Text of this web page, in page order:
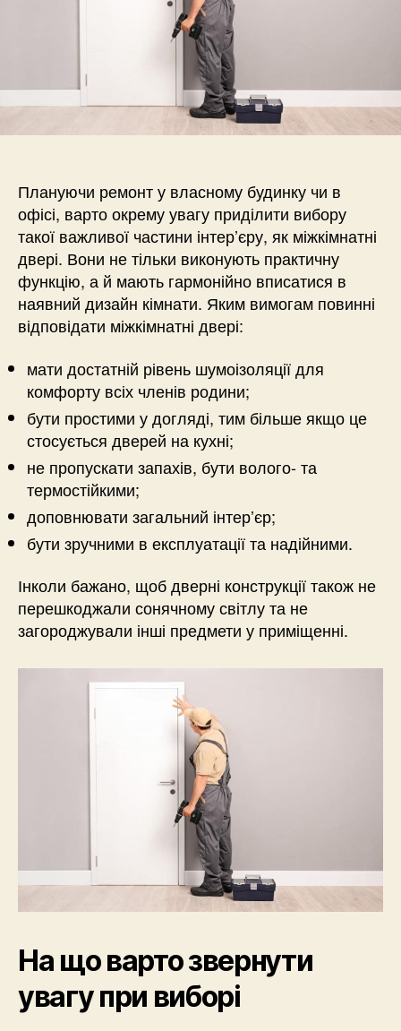
Плануючи ремонт у власному будинку чи в
офісі, варто окрему увагу приділити вибору
такої важливої частини інтер’єру, як міжкімнатні
двері. Вони не тільки виконують практичну
функцію, а й мають гармонійно вписатися в
наявний дизайн кімнати. Яким вимогам повинні
відповідати міжкімнатні двері:
мати достатній рівень шумоізоляції для
комфорту всіх членів родини;
бути простими у догляді, тим більше якщо це
стосується дверей на кухні;
не пропускати запахів, бути волого- та
термостійкими;
доповнювати загальний інтер’єр;
бути зручними в експлуатації та надійними.
Інколи бажано, щоб дверні конструкції також не
перешкоджали сонячному світлу та не
загороджували інші предмети у приміщенні.
На що варто звернути
увагу при виборі